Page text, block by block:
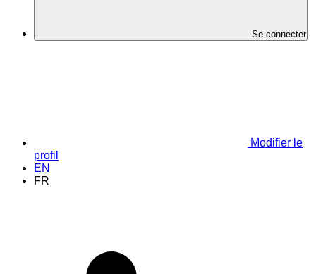
Se connecter
Modifier le
profil
EN
FR